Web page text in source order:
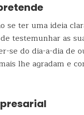
ter uma ideia
testemunhar as
se do dia-a-dia de
lhe agradam e